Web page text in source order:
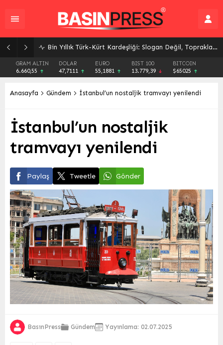
Bin Yıllık Türk-Kürt Kardeşliği: Slogan Değil, Toprakların Gerçeği
GRAM ALTIN
6.660,55
DOLAR
47,7111
EURO
55,1881
BIST 100
13.779,39
BITCOIN
$65025
Anasayfa Gündem İstanbul’un nostaljik tramvayı yenilendi
İstanbul’un nostaljik
tramvayı yenilendi
Paylaş Tweetle Gönder
BasınPress Gündem Yayınlama: 02.07.2025